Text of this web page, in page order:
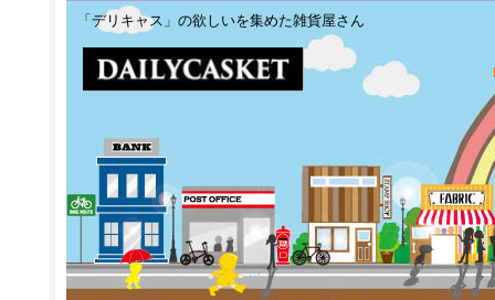
「デリキャス」の欲しいを集めた雑貨屋さん